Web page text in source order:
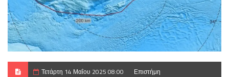
Τετάρτη 14 Μαΐου 2025 08:00 Επιστήμη